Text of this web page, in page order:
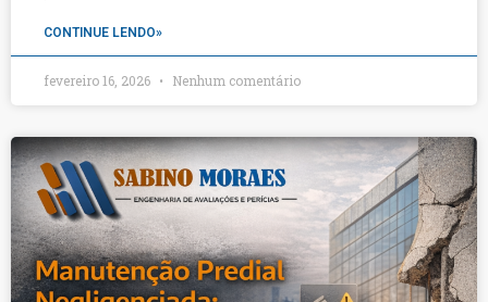
CONTINUE LENDO»
fevereiro 16, 2026 Nenhum comentário